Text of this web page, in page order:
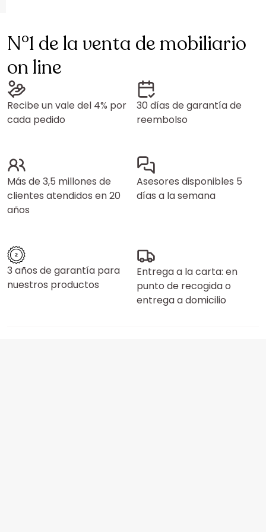
N°1 de la venta de mobiliario
on line
Recibe un vale del 4% por
cada pedido
30 días de garantía de
reembolso
Más de 3,5 millones de
clientes atendidos en 20
años
Asesores disponibles 5
días a la semana
3 años de garantía para
nuestros productos
Entrega a la carta: en
punto de recogida o
entrega a domicilio